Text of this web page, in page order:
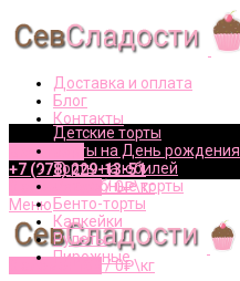
Доставка и оплата
Блог
Контакты
Вконтакте
+7 (978) 229-13-51
элементов /0₽\кг
Меню
элементов /0₽\кг
Детские торты
Торты на День рождения
Торты на юбилей
Свадебные торты
Бенто-торты
Капкейки
Рулеты
Пирожные